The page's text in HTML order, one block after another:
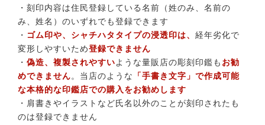
・刻印内容は住民登録している名前（姓のみ、名前の
み、姓名）のいずれでも登録できます
・ ゴム印や、シャチハタタイプの浸透印は、 経年劣化で
変形しやすいため登録できません
・ 偽造、複製されやすいような量販店の彫刻印鑑も お勧
めできません。当店のような
「手書き文字」で作成可能
な本格的な印鑑店での購入をお勧めします
・肩書きやイラストなど氏名以外のことが刻印されたも
のは登録できません